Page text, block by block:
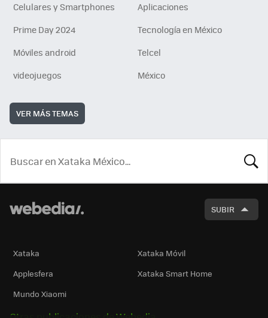
Celulares y Smartphones
Aplicaciones
Prime Day 2024
Tecnología en México
Móviles android
Telcel
videojuegos
México
VER MÁS TEMAS
SUBIR
Xataka
Xataka Móvil
Applesfera
Xataka Smart Home
Mundo Xiaomi